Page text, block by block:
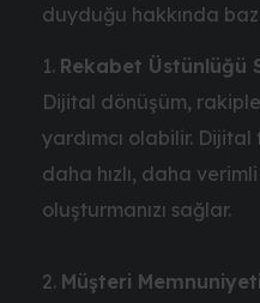
duyduğu hakkında
Rekabet Üstünlüğü
Dijital dönüşüm,
yardımcı olabilir. Dijital
daha hızlı, daha
oluşturmanızı sağlar.
Müşteri